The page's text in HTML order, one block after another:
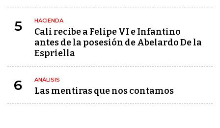
5 HACIENDA
Cali recibe a Felipe VI e Infantino
antes de la posesión de Abelardo De la
Espriella
6 ANÁLISIS
Las mentiras que nos contamos